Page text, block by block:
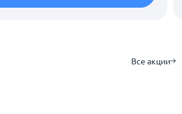
Все акции